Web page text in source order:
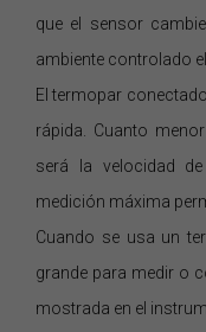
que el sensor
ambiente controlado
El termopar
rápida. Cuanto
será la velocidad
medición máxima
Cuando se usa un
grande para medir o
mostrada en el